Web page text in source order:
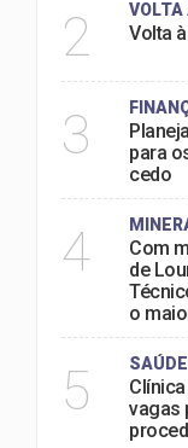
2 Volta
3
para
cedo
4
Com
de
o
5
vagas